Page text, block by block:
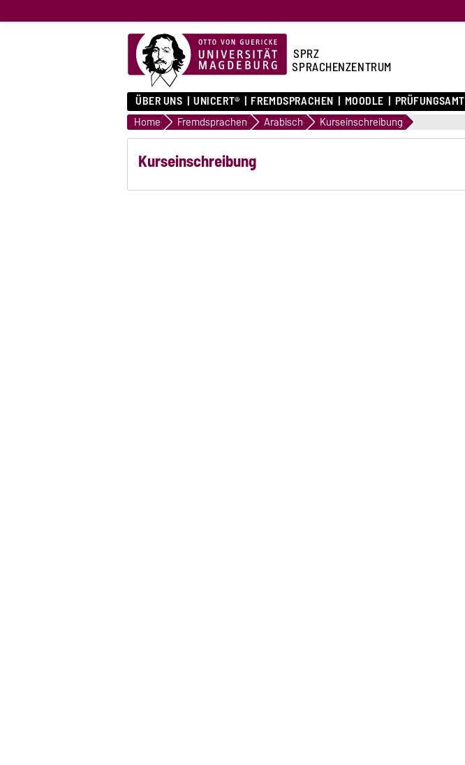
SPRZ
SPRACHENZENTRUM
ÜBER UNS UNICERT® FREMDSPRACHEN MOODLE PRÜFUNGSAMT
Home Fremdsprachen Arabisch Kurseinschreibung
Kurseinschreibung